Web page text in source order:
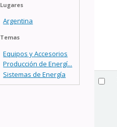
Lugares
Argentina
Temas
Equipos y Accesorios
Producción de Energí...
Sistemas de Energía